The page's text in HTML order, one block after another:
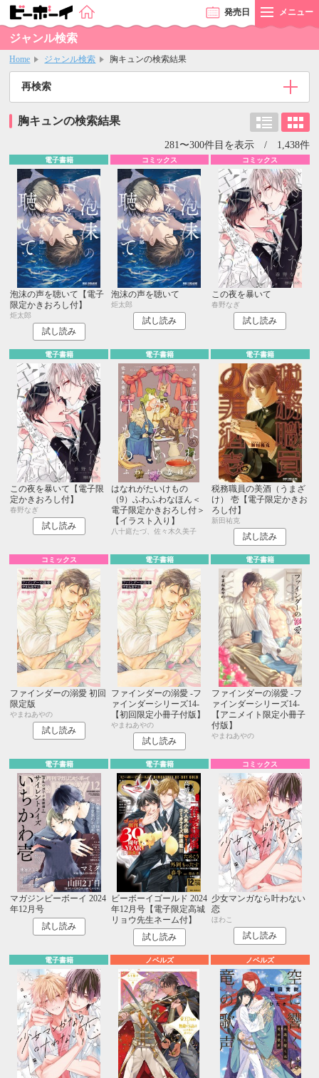
発売日 メニュー
ジャンル検索
Home ジャンル検索 胸キュンの検索結果
再検索
胸キュンの検索結果
281〜300件目を表示 / 1,438件
電子書籍
泡沫の声を聴いて【電子
限定かきおろし付】
炬太郎
試し読み
コミックス
泡沫の声を聴いて
炬太郎
試し読み
コミックス
この夜を暴いて
春野なぎ
試し読み
電子書籍
この夜を暴いて【電子限
定かきおろし付】
春野なぎ
試し読み
電子書籍
はなれがたいけもの
（9）ふわふわなほん＜
電子限定かきおろし付＞
【イラスト入り】
八十庭たづ、佐々木久美子
電子書籍
税務職員の美酒（うまざ
け） 壱【電子限定かきお
ろし付】
新田祐克
試し読み
コミックス
ファインダーの溺愛 初回
限定版
やまねあやの
試し読み
電子書籍
ファインダーの溺愛 -フ
ァインダーシリーズ14-
【初回限定小冊子付版】
やまねあやの
試し読み
電子書籍
ファインダーの溺愛 -フ
ァインダーシリーズ14-
【アニメイト限定小冊子
付版】
やまねあやの
電子書籍
マガジンビーボーイ 2024
年12月号
試し読み
電子書籍
ビーボーイゴールド 2024
年12月号【電子限定高城
リョウ先生ネーム付】
試し読み
コミックス
少女マンガなら叶わない
恋
ほわこ
試し読み
電子書籍 ノベルズ ノベルズ